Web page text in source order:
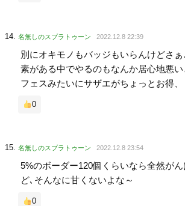
名無しのスプラトゥーン 2022.12.8 22:39
別にオキモノもバッジもいらんけどさ
素がある中でやるのもなんか居心地悪
フェスみたいにサザエがちょっとお得
0
名無しのスプラトゥーン 2022.12.8 23:54
5%のボーダー120個くらいなら全然が
ど､そんなに甘くないよな～
0